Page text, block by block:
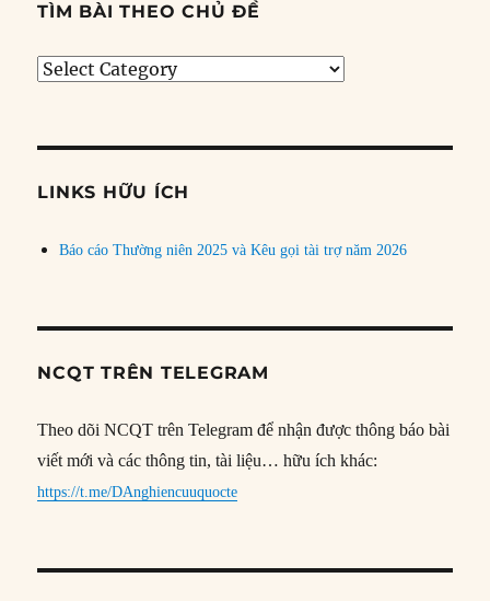
TÌM BÀI THEO CHỦ ĐỀ
Tìm
đề
LINKS HỮU ÍCH
Báo cáo Thường niên 2025 và Kêu gọi tài trợ năm 2026
NCQT TRÊN TELEGRAM
Theo dõi NCQT trên Telegram để nhận được thông báo bài
viết mới và các thông tin, tài liệu… hữu ích khác:
https://t.me/DAnghiencuuquocte